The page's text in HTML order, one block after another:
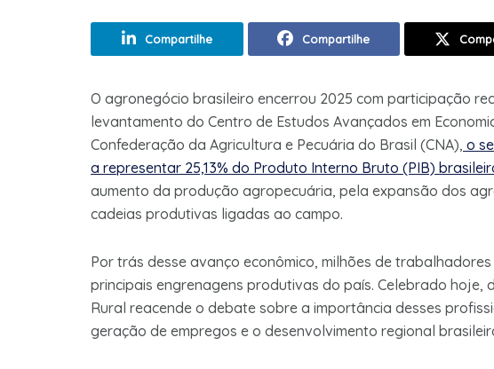
Compartilhe Compartilhe
O agronegócio brasileiro encerrou 2025 com participação
levantamento do Centro de Estudos Avançados em
Confederação da Agricultura e Pecuária do Brasil (CNA), o
a representar 25,13% do Produto Interno Bruto (PIB)
aumento da produção agropecuária, pela expansão dos
cadeias produtivas ligadas ao campo.
Por trás desse avanço econômico, milhões de
principais engrenagens produtivas do país. Celebrado hoje,
Rural reacende o debate sobre a importância desses
geração de empregos e o desenvolvimento regional